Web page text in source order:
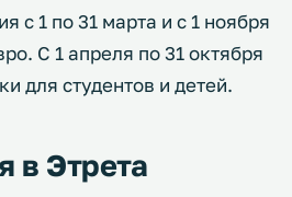
с 1 по 31 марта и с 1 ноября
С 1 апреля по 31 октября
для студентов и детей.
в Этрета